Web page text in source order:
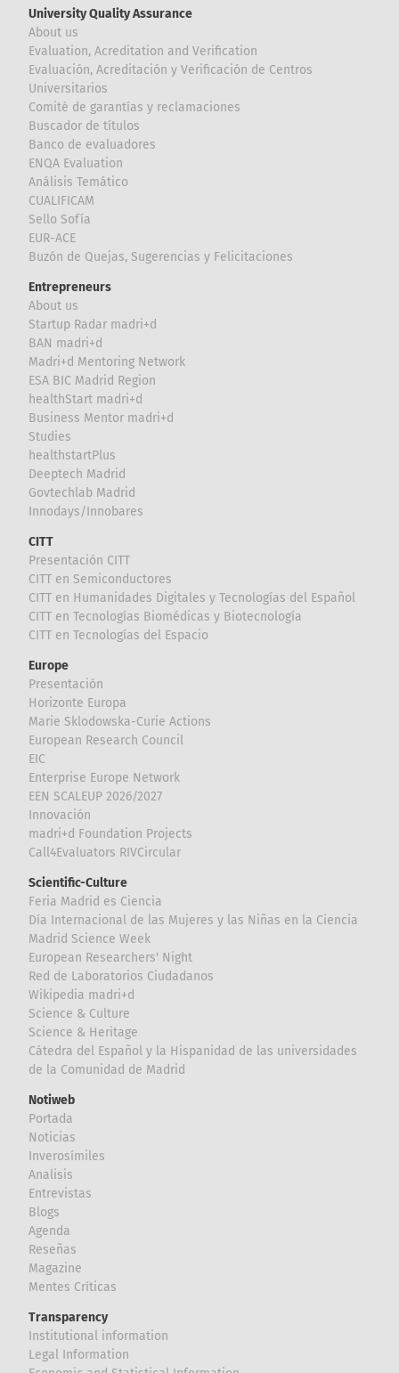
University Quality Assurance
About us
Evaluation, Acreditation and Verification
Evaluación, Acreditación y Verificación de Centros
Universitarios
Comité de garantías y reclamaciones
Buscador de títulos
Banco de evaluadores
ENQA Evaluation
Análisis Temático
CUALIFICAM
Sello Sofía
EUR-ACE
Buzón de Quejas, Sugerencias y Felicitaciones
Entrepreneurs
About us
Startup Radar madri+d
BAN madri+d
Madri+d Mentoring Network
ESA BIC Madrid Region
healthStart madri+d
Business Mentor madri+d
Studies
healthstartPlus
Deeptech Madrid
Govtechlab Madrid
Innodays/Innobares
CITT
Presentación CITT
CITT en Semiconductores
CITT en Humanidades Digitales y Tecnologías del Español
CITT en Tecnologías Biomédicas y Biotecnología
CITT en Tecnologías del Espacio
Europe
Presentación
Horizonte Europa
Marie Sklodowska-Curie Actions
European Research Council
EIC
Enterprise Europe Network
EEN SCALEUP 2026/2027
Innovación
madri+d Foundation Projects
Call4Evaluators RIVCircular
Scientific-Culture
Feria Madrid es Ciencia
Día Internacional de las Mujeres y las Niñas en la Ciencia
Madrid Science Week
European Researchers' Night
Red de Laboratorios Ciudadanos
Wikipedia madri+d
Science & Culture
Science & Heritage
Cátedra del Español y la Hispanidad de las universidades
de la Comunidad de Madrid
Notiweb
Portada
Noticias
Inverosímiles
Analisis
Entrevistas
Blogs
Agenda
Reseñas
Magazine
Mentes Críticas
Transparency
Institutional information
Legal Information